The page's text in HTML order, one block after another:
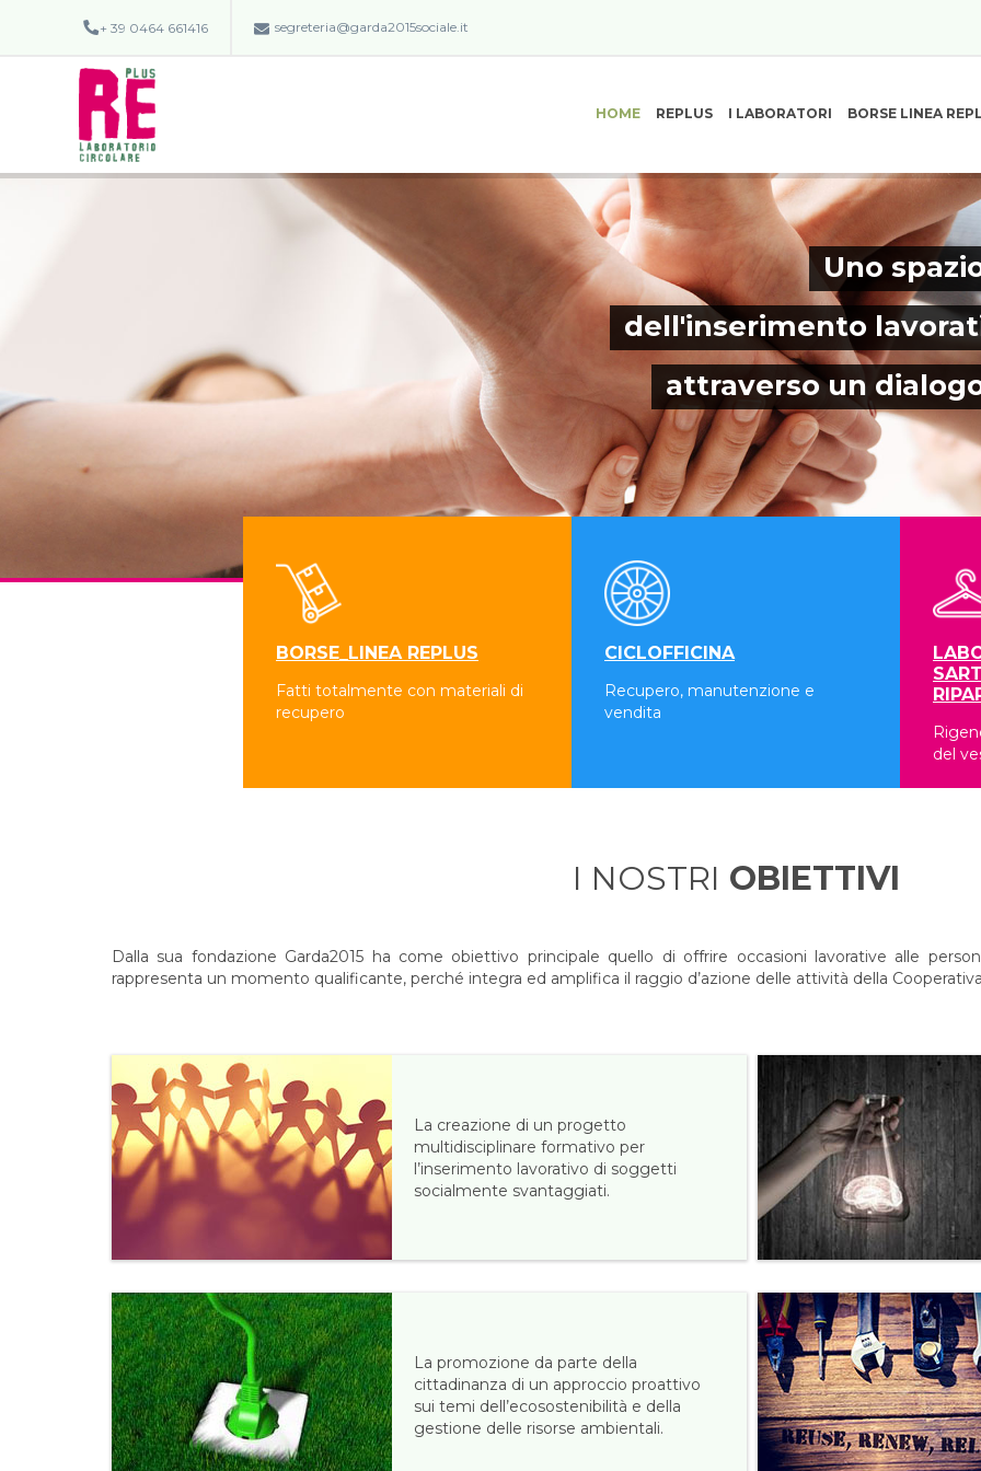
+ 39 0464 661416 segreteria@garda2015sociale.it
HOME REPLUS I LABORATORI BORSE LINEA
Uno
dell'inserimento
attraverso un
BORSE_LINEA REPLUS
Fatti totalmente con materiali di
recupero
CICLOFFICINA
Recupero, manutenzione e
vendita
del
I NOSTRI OBIETTIVI
Dalla sua fondazione Garda2015 ha come obiettivo principale quello di offrire occasioni lavorative alle
rappresenta un momento qualificante, perché integra ed amplifica il raggio d’azione delle attività della
La creazione di un progetto
multidisciplinare formativo per
l’inserimento lavorativo di soggetti
socialmente svantaggiati.
La promozione da parte della
cittadinanza di un approccio proattivo
sui temi dell’ecosostenibilità e della
gestione delle risorse ambientali.